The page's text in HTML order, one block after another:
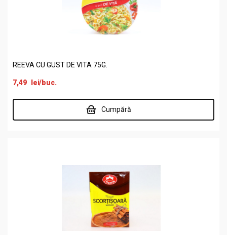
REEVA CU GUST DE VITA 75G.
7,49 lei/buc.
Cumpără